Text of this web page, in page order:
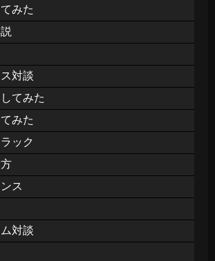
みた
対談
てみた
みた
ック
ス
対談